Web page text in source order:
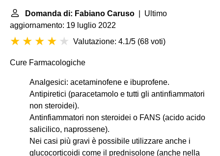
Domanda di: Fabiano Caruso | Ultimo
aggiornamento: 19 luglio 2022
Valutazione: 4.1/5 (68 voti)
Cure Farmacologiche
Analgesici: acetaminofene e ibuprofene.
Antipiretici (paracetamolo e tutti gli antinfiammatori
non steroidei).
Antinfiammatori non steroidei o FANS (acido acido
salicilico, naprossene).
Nei casi più gravi è possibile utilizzare anche i
glucocorticoidi come il prednisolone (anche nella